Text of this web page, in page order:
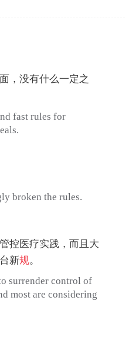
，没有什么一定之
fast rules for
broken the rules.
控医疗实践，而且大
新规。
surrender control of
most are considering